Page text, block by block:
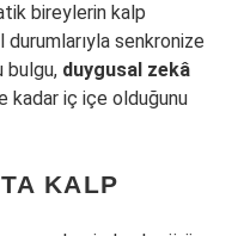
bireylerin kalp
durumlarıyla senkronize
bulgu, duygusal zekâ
kadar iç içe olduğunu
KALP